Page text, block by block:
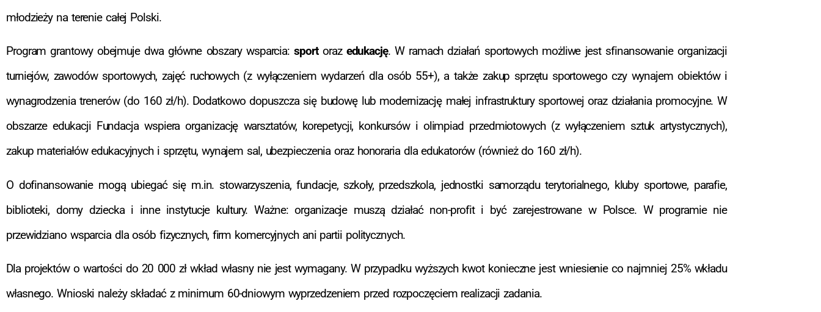
młodzieży na terenie całej Polski.
Program grantowy obejmuje dwa główne obszary wsparcia:sportoraz edukację. W ramach działań sportowych możliwe jest sfinansowanie organizacji
turniejów, zawodów sportowych, zajęć ruchowych (z wyłączeniem wydarzeń dla osób 55+), a także zakup sprzętu sportowego czy wynajem obiektów i
wynagrodzenia trenerów (do 160 zł/h). Dodatkowo dopuszcza się budowę lub modernizację małej infrastruktury sportowej oraz działania promocyjne. W
obszarze edukacji Fundacja wspiera organizację warsztatów, korepetycji, konkursów i olimpiad przedmiotowych (z wyłączeniem sztuk artystycznych),
zakup materiałów edukacyjnych i sprzętu, wynajem sal, ubezpieczenia oraz honoraria dla edukatorów (również do 160 zł/h).
O dofinansowanie mogą ubiegać się m.in. stowarzyszenia, fundacje, szkoły, przedszkola, jednostki samorządu terytorialnego, kluby sportowe, parafie,
biblioteki, domy dziecka i inne instytucje kultury. Ważne: organizacje muszą działać non-profit i być zarejestrowane w Polsce. W programie nie
przewidziano wsparcia dla osób fizycznych, firm komercyjnych ani partii politycznych.
Dla projektów o wartości do 20 000 zł wkład własny nie jest wymagany. W przypadku wyższych kwot konieczne jest wniesienie co najmniej 25% wkładu
własnego. Wnioski należy składać z minimum 60-dniowym wyprzedzeniem przed rozpoczęciem realizacji zadania.